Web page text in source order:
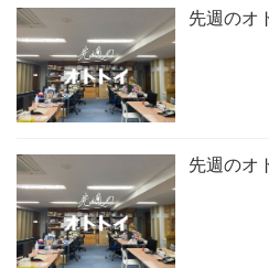
先週のオ
先週のオ